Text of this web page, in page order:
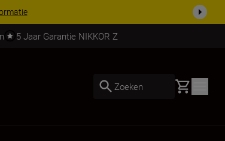
Koop nu
5 Jaar Garantie NIKKOR Z
Zoeken Basket